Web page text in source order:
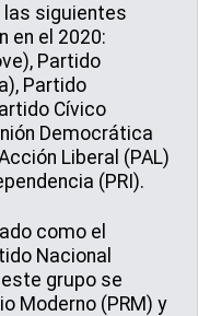
las siguientes
en el 2020:
Partido
Partido
Cívico
Democrática
Liberal (PAL)
(PRI).
como el
Nacional
este grupo se
Moderno (PRM) y